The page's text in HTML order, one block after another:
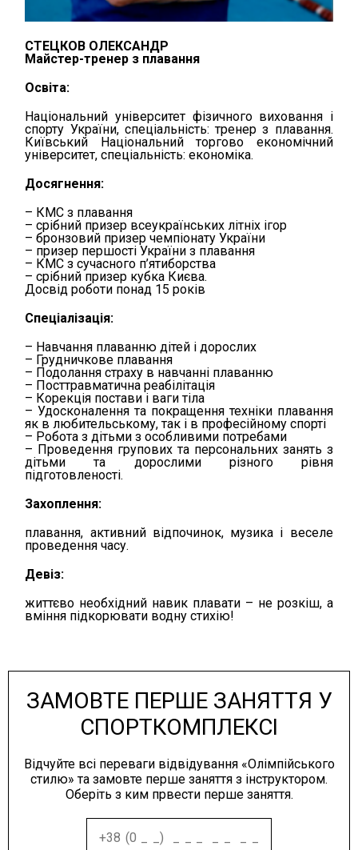
СТЕЦКОВ ОЛЕКСАНДР
Майстер-тренер з плавання
Освіта:
Національний університет фізичного виховання і
спорту України, спеціальність: тренер з плавання.
Київський Національний торгово економічний
університет, спеціальність: економіка.
Досягнення:
– КМС з плавання
– срібний призер всеукраїнських літніх ігор
– бронзовий призер чемпіонату України
– призер першості України з плавання
– КМС з сучасного п’ятиборства
– срібний призер кубка Києва.
Досвід роботи понад 15 років
Спеціалізація:
– Навчання плаванню дітей і дорослих
– Грудничкове плавання
– Подолання страху в навчанні плаванню
– Посттравматична реабілітація
– Корекція постави і ваги тіла
– Удосконалення та покращення техніки плавання
як в любительському, так і в професійному спорті
– Робота з дітьми з особливими потребами
– Проведення групових та персональних занять з
дітьми та дорослими різного рівня
підготовленості.
Захоплення:
плавання, активний відпочинок, музика і веселе
проведення часу.
Девіз:
життєво необхідний навик плавати – не розкіш, а
вміння підкорювати водну стихію!
ЗАМОВТЕ ПЕРШЕ ЗАНЯТТЯ У
СПОРТКОМПЛЕКСІ
Відчуйте всі переваги відвідування «Олімпійського
стилю» та замовте перше заняття з інструктором.
Оберіть з ким првести перше заняття.